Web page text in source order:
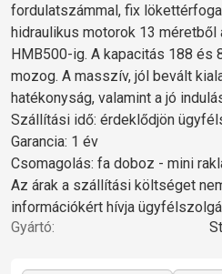
fordulatszámmal, fix
hidraulikus motorok 13 méretből
HMB500-ig. A kapacitás 188
mozog. A masszív, jól bevált
hatékonyság, valamint a jó
Szállítási idő: érdeklődjön
Garancia: 1 év
Csomagolás: fa doboz - mini
Az árak a szállítási költséget
információkért hívja
Gyártó: